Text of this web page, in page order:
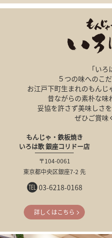
「いろ
５つの味へのこ
お江戸下町生まれのもんじ
昔ながらの素朴な味
妥協を許さず美味しさ
ぜひご賞味
もんじゃ・鉄板焼き
いろは歌 銀座コリドー店
〒104-0061
東京都中央区銀座7-2 先
03-6218-0168
詳しくはこちら